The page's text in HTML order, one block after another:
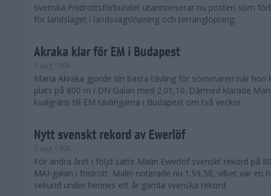
Svenska Friidrottsförbundet utannonserar nu posten som
för landslaget i landsvägslöpning och terränglöpning.
Akraka klar för EM i Budapest
5 aug 1998
Maria Akraka gjorde sin bästa tävling för sommaren när hon
plats på 800 m i DN Galan med 2.01,10. Därmed klarade
kvalgräns till EM tävlingarna i Budapest om två veckor.
Nytt svenskt rekord av Ewerlöf
3 aug 1998
För andra året i följd satte Malin Ewerlöf svenskt rekord på
MAI-galan i friidrott. Malin noterade nu 1.59,58, vilket var en
sekund under hennes ett år gamla svenska rekord.